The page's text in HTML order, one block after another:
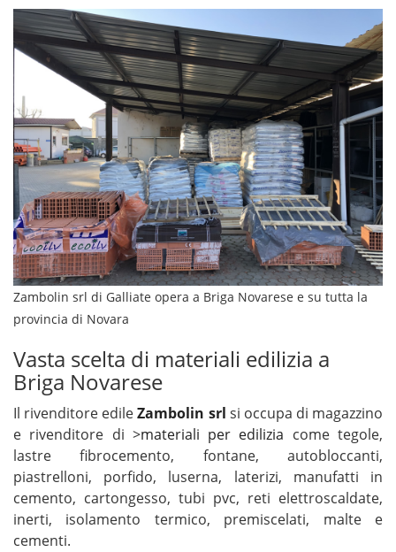
Zambolin srl di Galliate opera a Briga Novarese e su tutta la
provincia di Novara
Vasta scelta di materiali edilizia a
Briga Novarese
Il rivenditore edileZambolin srl si occupa di magazzino
e rivenditore di >materiali per edilizia come tegole,
lastre fibrocemento, fontane, autobloccanti,
piastrelloni, porfido, luserna, laterizi, manufatti in
cemento, cartongesso, tubi pvc, reti elettroscaldate,
inerti, isolamento termico, premiscelati, malte e
cementi.